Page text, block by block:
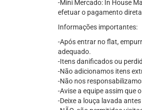
-Mini Mercado: In House
efetuar o pagamento
Informações importantes:
-Após entrar no flat,
adequado.
-Itens danificados ou
-Não adicionamos itens
-Não nos
-Avise a equipe assim que
-Deixe a louça lavada